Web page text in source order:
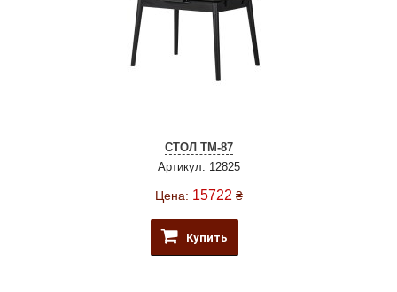
СТОЛ TM-87
Артикул: 12825
Цена: 15722 ₴
Купить